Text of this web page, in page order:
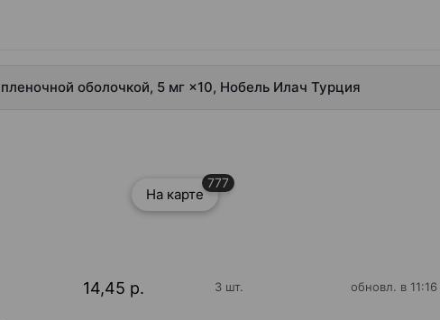
оболочкой, 5 мг ×10, Нобель Илач Турция
На карте
777
14,45 р. 3 шт. обновл. в 11:16